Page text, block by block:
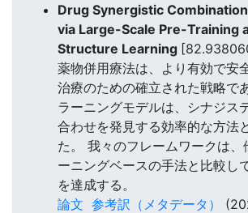
Drug Synergistic
via Large-Scale Pre-Training
Structure Learning
薬物併用療法は、より有効で安
治療のための確立された戦略で
ラーニングモデルは、シナジス
合わせを発見する効率的な方法
た。 我々のフレームワークは、
ーニングベースの手法と比較し
を達成する。
論文 参考訳（メタデータ）